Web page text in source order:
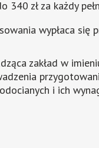
zł za każdy
wypłaca się
zakład w
i ich